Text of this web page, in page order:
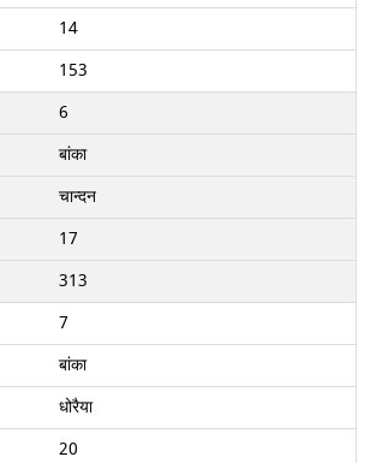
14
153
6
बांका
चान्दन
17
313
7
बांका
धोरैया
20